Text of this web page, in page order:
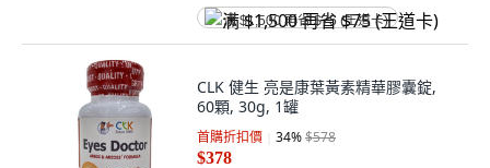
满 $1,500 再省 $75 (王道卡)
CLK 健生 亮是康葉黃素精華膠囊錠,
60顆, 30g, 1罐
首購折扣價 34%$578
$378